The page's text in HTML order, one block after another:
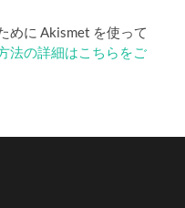
めに Akismet を使って
法の詳細はこちらをご